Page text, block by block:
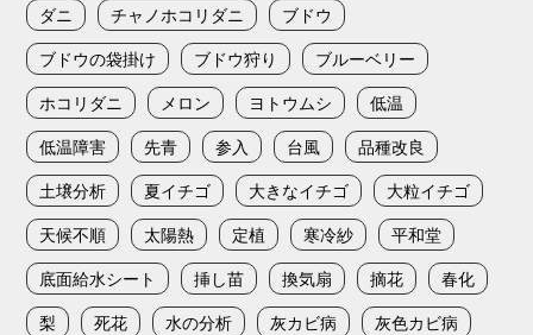
ダニ
チャノホコリダニ
ブドウ
ブドウの袋掛け
ブドウ狩り
ブルーベリー
ホコリダニ
メロン ヨトウムシ
低温
低温障害
先青 参入 台風
品種改良
土壌分析
夏イチゴ 大きなイチゴ
大粒イチゴ
天候不順
太陽熱 定植 寒冷紗
平和堂
底面給水シート
挿し苗 換気扇 摘花
春化
梨
死花 水の分析 灰カビ病
灰色カビ病